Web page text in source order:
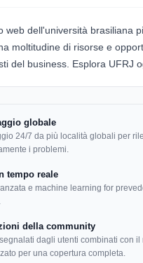
web dell'università brasiliana
moltitudine di risorse e
del business. Esplora UFRJ
globale
24/7 da più località globali per
i problemi.
tempo reale
e machine learning for
della community
dagli utenti combinati con il
per una copertura completa.